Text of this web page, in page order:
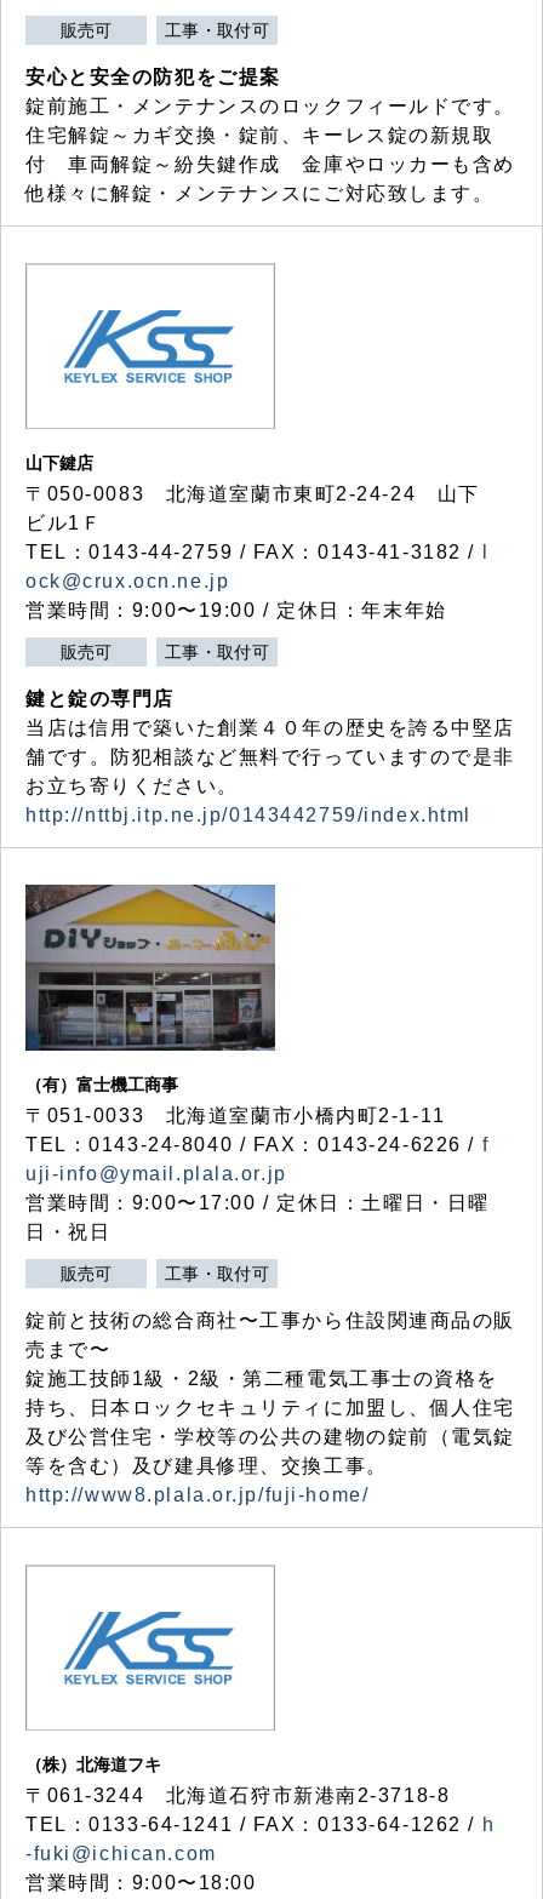
販売可 工事・取付可
安心と安全の防犯をご提案
錠前施工・メンテナンスのロックフィールドです。
住宅解錠～カギ交換・錠前、キーレス錠の新規取
付 車両解錠～紛失鍵作成 金庫やロッカーも含め
他様々に解錠・メンテナンスにご対応致します。
山下鍵店
〒050-0083 北海道室蘭市東町2-24-24 山下
ビル1Ｆ
TEL：0143-44-2759 / FAX：0143-41-3182 /
ock@crux.ocn.ne.jp
営業時間：9:00〜19:00 / 定休日：年末年始
販売可 工事・取付可
鍵と錠の専門店
当店は信用で築いた創業４０年の歴史を誇る中堅店
舗です。防犯相談など無料で行っていますので是非
お立ち寄りください。
http://nttbj.itp.ne.jp/0143442759/index.html
（有）富士機工商事
〒051-0033 北海道室蘭市小橋内町2-1-11
TEL：0143-24-8040 / FAX：0143-24-6226 / f
uji-info@ymail.plala.or.jp
営業時間：9:00〜17:00 / 定休日：土曜日・日曜
日・祝日
販売可 工事・取付可
錠前と技術の総合商社〜工事から住設関連商品の販
売まで〜
錠施工技師1級・2級・第二種電気工事士の資格を
持ち、日本ロックセキュリティに加盟し、個人住宅
及び公営住宅・学校等の公共の建物の錠前（電気錠
等を含む）及び建具修理、交換工事。
http://www8.plala.or.jp/fuji-home/
（株）北海道フキ
〒061-3244 北海道石狩市新港南2-3718-8
TEL：0133-64-1241 / FAX：0133-64-1262 / h
-fuki@ichican.com
営業時間：9:00〜18:00